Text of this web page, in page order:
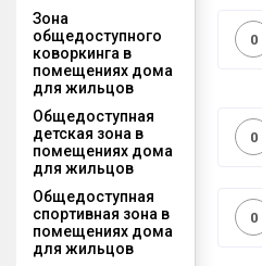
Зона
общедоступного
коворкинга в
помещениях дома
для жильцов
0
Общедоступная
детская зона в
помещениях дома
для жильцов
0
Общедоступная
спортивная зона в
помещениях дома
для жильцов
0